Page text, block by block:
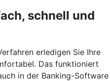
schnell und
erledigen Sie Ihre
Das funktioniert
in der Banking-Software